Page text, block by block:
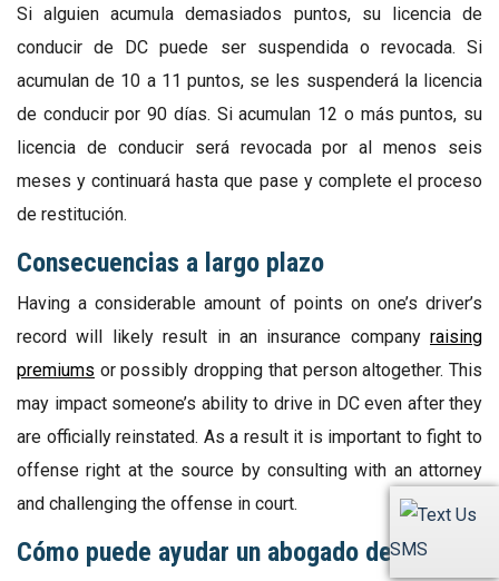
SMS
Si alguien acumula demasiados puntos, su licencia de
conducir de DC puede ser suspendida o revocada. Si
acumulan de 10 a 11 puntos, se les suspenderá la licencia
de conducir por 90 días. Si acumulan 12 o más puntos, su
licencia de conducir será revocada por al menos seis
meses y continuará hasta que pase y complete el proceso
de restitución.
Consecuencias a largo plazo
Having a considerable amount of points on one’s driver’s
record will likely result in an insurance company raising
premiums or possibly dropping that person altogether. This
may impact someone’s ability to drive in DC even after they
are officially reinstated. As a result it is important to fight to
offense right at the source by consulting with an attorney
and challenging the offense in court.
Cómo puede ayudar un abogado de tránsito